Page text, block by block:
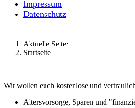
Impressum
Datenschutz
Aktuelle Seite:
Startseite
Wir wollen euch kostenlose und
Altersvorsorge, Sparen und